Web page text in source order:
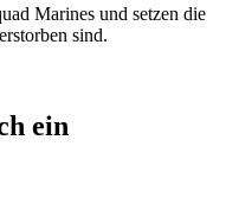
Marines und setzen die
sind.
ein